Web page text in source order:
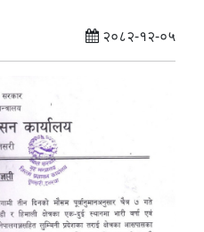
२०८२-१२-०५